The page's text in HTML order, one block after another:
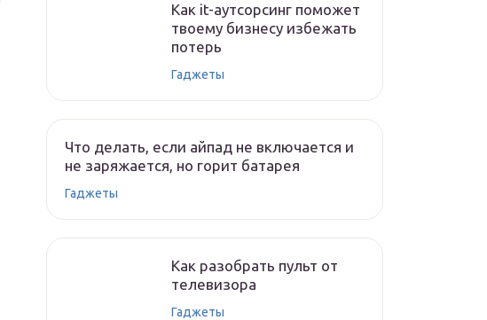
Как it-аутсорсинг поможет
твоему бизнесу избежать
потерь
Гаджеты
Что делать, если айпад не включается и
не заряжается, но горит батарея
Гаджеты
Как разобрать пульт от
телевизора
Гаджеты